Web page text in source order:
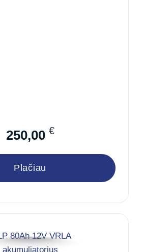
250,00 €
Plačiau